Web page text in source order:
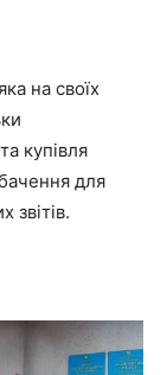
на своїх
купівля
для